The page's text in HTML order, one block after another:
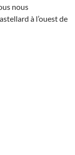
nous
à l’ouest de